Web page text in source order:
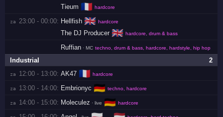
Tieum 🇫🇷 hardcore
za 23:00 - 00:00: Hellfish 🇬🇧 hardcore
The DJ Producer 🇬🇧 hardcore, drum & bass
Ruffian · MC techno, drum & bass, hardcore, hardstyle, hip hop
2
Industrial
za 12:00 - 13:00: AK47 🇫🇷 hardcore
za 13:00 - 14:00: Embrionyc 🇩🇪 techno, hardcore
za 14:00 - 15:00: Moleculez · live 🇩🇪 hardcore